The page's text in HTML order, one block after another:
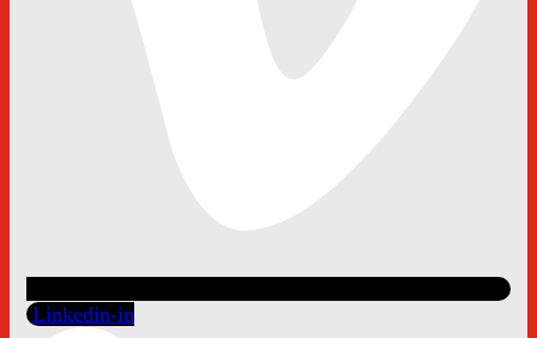
Linkedin-in